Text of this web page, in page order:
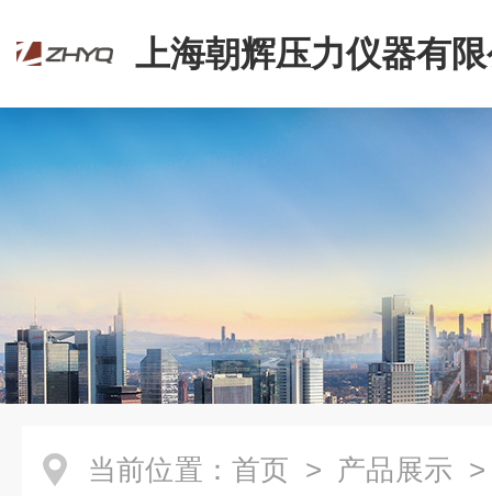
上海朝辉压力仪器有
当前位置： 首页 > 产品展示